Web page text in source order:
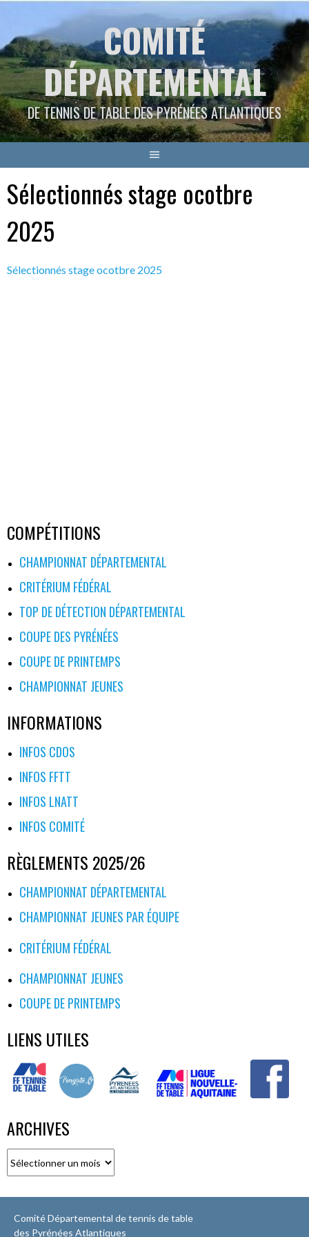
contenu
COMITÉ
DÉPARTEMENTAL
DE TENNIS DE TABLE DES PYRÉNÉES ATLANTIQUES
Sélectionnés stage ocotbre
2025
Sélectionnés stage ocotbre 2025
COMPÉTITIONS
CHAMPIONNAT DÉPARTEMENTAL
CRITÉRIUM FÉDÉRAL
TOP DE DÉTECTION DÉPARTEMENTAL
COUPE DES PYRÉNÉES
COUPE DE PRINTEMPS
CHAMPIONNAT JEUNES
INFORMATIONS
INFOS CDOS
INFOS FFTT
INFOS LNATT
INFOS COMITÉ
RÈGLEMENTS 2025/26
CHAMPIONNAT DÉPARTEMENTAL
CHAMPIONNAT JEUNES PAR ÉQUIPE
CRITÉRIUM FÉDÉRAL
CHAMPIONNAT JEUNES
COUPE DE PRINTEMPS
LIENS UTILES
ARCHIVES
Comité Départemental de tennis de table
des Pyrénées Atlantiques